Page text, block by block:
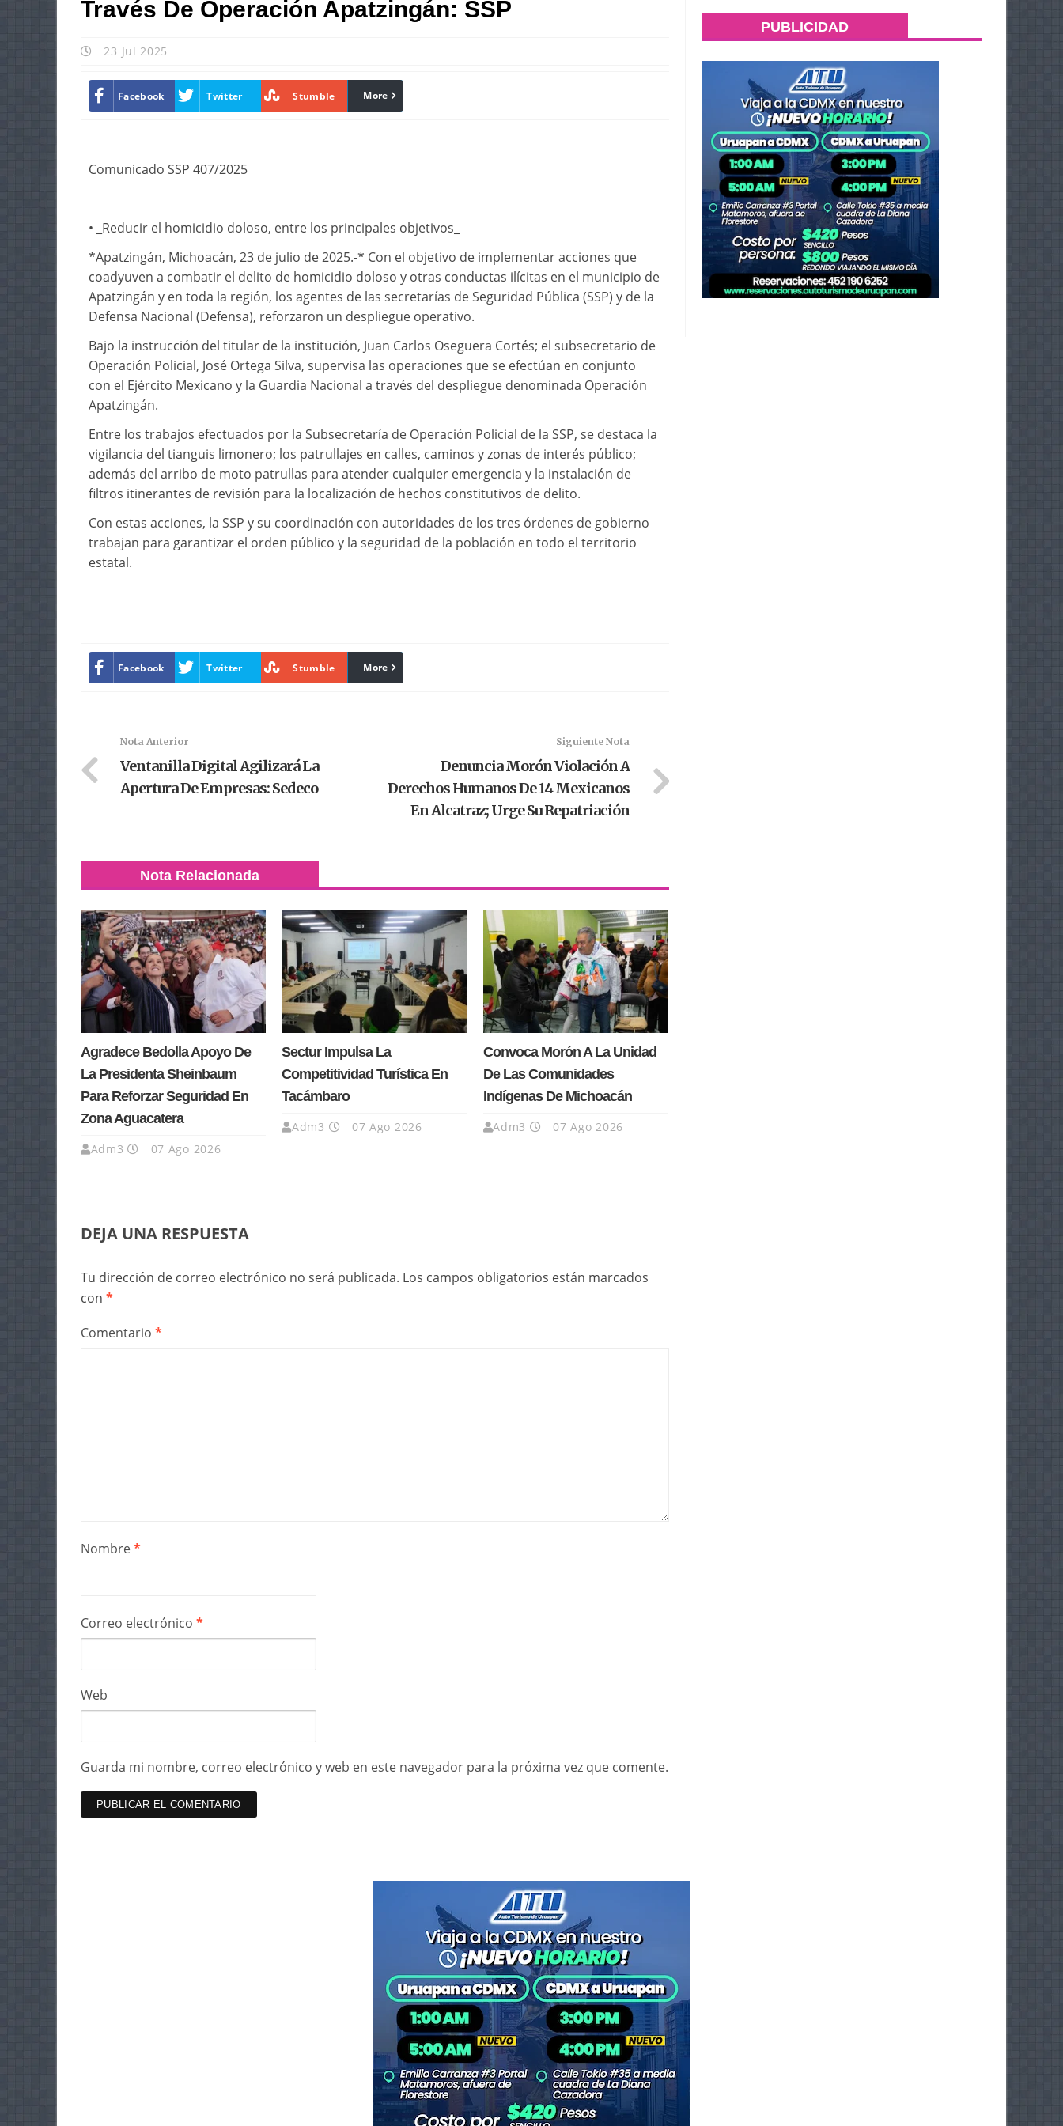
Través De Operación Apatzingán: SSP
23 Jul 2025
Facebook Twitter Stumble linkedin
More
Comunicado SSP 407/2025
• _Reducir el homicidio doloso, entre los principales objetivos_
*Apatzingán, Michoacán, 23 de julio de 2025.-* Con el objetivo de implementar acciones que
coadyuven a combatir el delito de homicidio doloso y otras conductas ilícitas en el municipio de
Apatzingán y en toda la región, los agentes de las secretarías de Seguridad Pública (SSP) y de la
Defensa Nacional (Defensa), reforzaron un despliegue operativo.
Bajo la instrucción del titular de la institución, Juan Carlos Oseguera Cortés; el subsecretario de
Operación Policial, José Ortega Silva, supervisa las operaciones que se efectúan en conjunto
con el Ejército Mexicano y la Guardia Nacional a través del despliegue denominada Operación
Apatzingán.
Entre los trabajos efectuados por la Subsecretaría de Operación Policial de la SSP, se destaca la
vigilancia del tianguis limonero; los patrullajes en calles, caminos y zonas de interés público;
además del arribo de moto patrullas para atender cualquier emergencia y la instalación de
filtros itinerantes de revisión para la localización de hechos constitutivos de delito.
Con estas acciones, la SSP y su coordinación con autoridades de los tres órdenes de gobierno
trabajan para garantizar el orden público y la seguridad de la población en todo el territorio
estatal.
Facebook Twitter Stumble linkedin
More
Nota Anterior
Ventanilla Digital Agilizará La
Apertura De Empresas: Sedeco
Siguiente Nota
Denuncia Morón Violación A
Derechos Humanos De 14 Mexicanos
En Alcatraz; Urge Su Repatriación
Nota Relacionada
Agradece Bedolla Apoyo De
La Presidenta Sheinbaum
Para Reforzar Seguridad En
Zona Aguacatera
Adm3 07 Ago 2026
Sectur Impulsa La
Competitividad Turística En
Tacámbaro
Adm3 07 Ago 2026
Convoca Morón A La Unidad
De Las Comunidades
Indígenas De Michoacán
Adm3 07 Ago 2026
DEJA UNA RESPUESTA
Tu dirección de correo electrónico no será publicada. Los campos obligatorios están marcados
con *
Comentario *
Nombre*
Correo electrónico *
Web
Guarda mi nombre, correo electrónico y web en este navegador para la próxima vez que comente.
PUBLICIDAD